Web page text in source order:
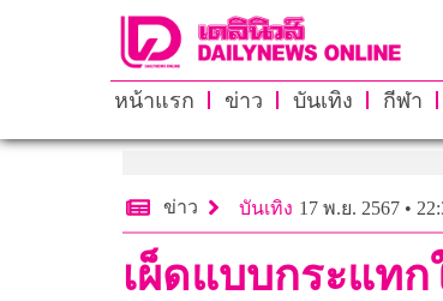
หน้าแรก ข่าว บันเทิง กีฬา
ข่าว บันเทิง 17 พ.ย. 2567 •
เผ็ดแบบกระแท